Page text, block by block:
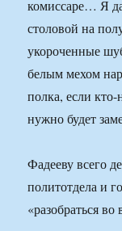
комиссаре… Я
столовой на
укороченные
белым мехом
полка, если
нужно будет
Фадееву всего
политотдела и
«разобраться